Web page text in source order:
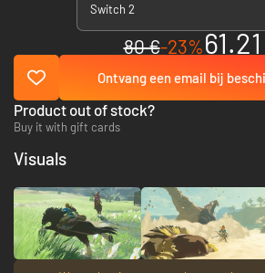
Switch 2
80 €-23%
Ontvang een email bij
Product out of stock?
Buy it with gift cards
Visuals